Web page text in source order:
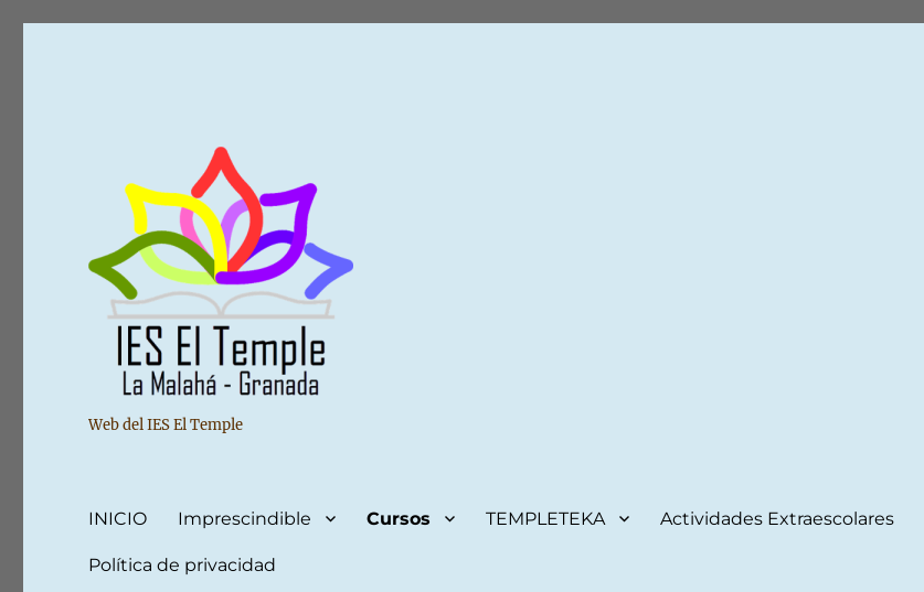
Web del IES El Temple
INICIO Imprescindible Cursos TEMPLETEKA Actividades Extraescolares
Política de privacidad